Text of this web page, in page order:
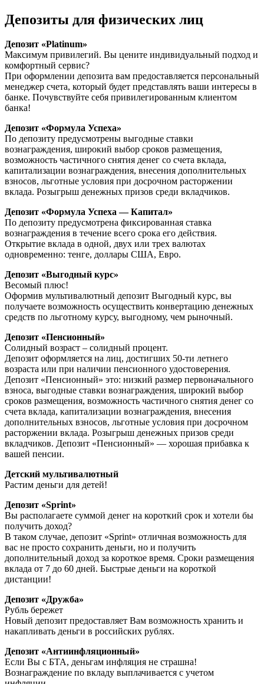
Депозиты для физических лиц
Депозит «Platinum»
Максимум привилегий. Вы цените индивидуальный подход и
комфортный сервис?
При оформлении депозита вам предоставляется персональный
менеджер счета, который будет представлять ваши интересы в
банке. Почувствуйте себя привилегированным клиентом
банка!
Депозит «Формула Успеха»
По депозиту предусмотрены выгодные ставки
вознаграждения, широкий выбор сроков размещения,
возможность частичного снятия денег со счета вклада,
капитализации вознаграждения, внесения дополнительных
взносов, льготные условия при досрочном расторжении
вклада. Розыгрыш денежных призов среди вкладчиков.
Депозит «Формула Успеха — Капитал»
По депозиту предусмотрена фиксированная ставка
вознаграждения в течение всего срока его действия.
Открытие вклада в одной, двух или трех валютах
одновременно: тенге, доллары США, Евро.
Депозит «Выгодный курс»
Весомый плюс!
Оформив мультивалютный депозит Выгодный курс, вы
получаете возможность осуществить конвертацию денежных
средств по льготному курсу, выгодному, чем рыночный.
Депозит «Пенсионный»
Солидный возраст – солидный процент.
Депозит оформляется на лиц, достигших 50-ти летнего
возраста или при наличии пенсионного удостоверения.
Депозит «Пенсионный» это: низкий размер первоначального
взноса, выгодные ставки вознаграждения, широкий выбор
сроков размещения, возможность частичного снятия денег со
счета вклада, капитализации вознаграждения, внесения
дополнительных взносов, льготные условия при досрочном
расторжении вклада. Розыгрыш денежных призов среди
вкладчиков. Депозит «Пенсионный» — хорошая прибавка к
вашей пенсии.
Детский мультивалютный
Растим деньги для детей!
Депозит «Sprint»
Вы располагаете суммой денег на короткий срок и хотели бы
получить доход?
В таком случае, депозит «Sprint» отличная возможность для
вас не просто сохранить деньги, но и получить
дополнительный доход за короткое время. Сроки размещения
вклада от 7 до 60 дней. Быстрые деньги на короткой
дистанции!
Депозит «Дружба»
Рубль бережет
Новый депозит предоставляет Вам возможность хранить и
накапливать деньги в российских рублях.
Депозит «Антиинфляционный»
Если Вы с БТА, деньгам инфляция не страшна!
Вознаграждение по вкладу выплачивается с учетом